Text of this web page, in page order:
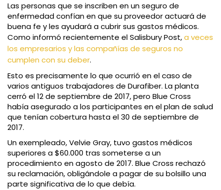
Las personas que se inscriben en un seguro de
enfermedad confían en que su proveedor actuará de
buena fe y les ayudará a cubrir sus gastos médicos.
Como informó recientemente el Salisbury Post,a veces
los empresarios y las compañías de seguros no
cumplen con su deber.
Esto es precisamente lo que ocurrió en el caso de
varios antiguos trabajadores de Durafiber. La planta
cerró el 12 de septiembre de 2017, pero Blue Cross
había asegurado a los participantes en el plan de salud
que tenían cobertura hasta el 30 de septiembre de
2017.
Un exempleado, Velvie Gray, tuvo gastos médicos
superiores a $60.000 tras someterse a un
procedimiento en agosto de 2017. Blue Cross rechazó
su reclamación, obligándole a pagar de su bolsillo una
parte significativa de lo que debía.